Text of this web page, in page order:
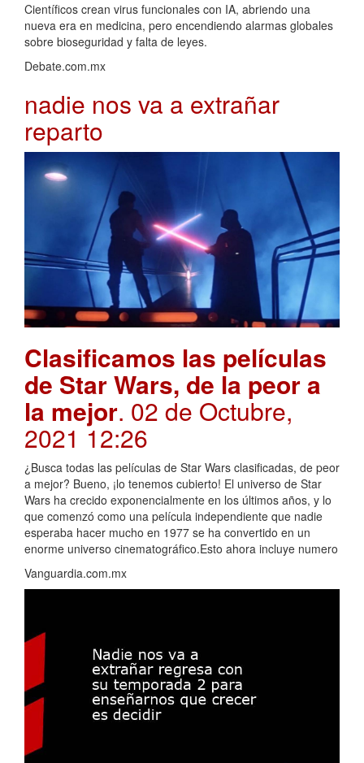
Científicos crean virus funcionales con IA, abriendo una
nueva era en medicina, pero encendiendo alarmas globales
sobre bioseguridad y falta de leyes.
Debate.com.mx
nadie nos va a extrañar
reparto
Clasificamos las películas
de Star Wars, de la peor a
la mejor. 02 de Octubre,
2021 12:26
¿Busca todas las películas de Star Wars clasificadas, de peor
a mejor? Bueno, ¡lo tenemos cubierto! El universo de Star
Wars ha crecido exponencialmente en los últimos años, y lo
que comenzó como una película independiente que nadie
esperaba hacer mucho en 1977 se ha convertido en un
enorme universo cinematográfico.Esto ahora incluye numero
Vanguardia.com.mx